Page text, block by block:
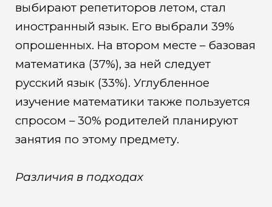
выбирают репетиторов летом, стал
иностранный язык. Его выбрали 39%
опрошенных. На втором месте – базовая
математика (37%), за ней следует
русский язык (33%). Углубленное
изучение математики также пользуется
спросом – 30% родителей планируют
занятия по этому предмету.
Различия в подходах